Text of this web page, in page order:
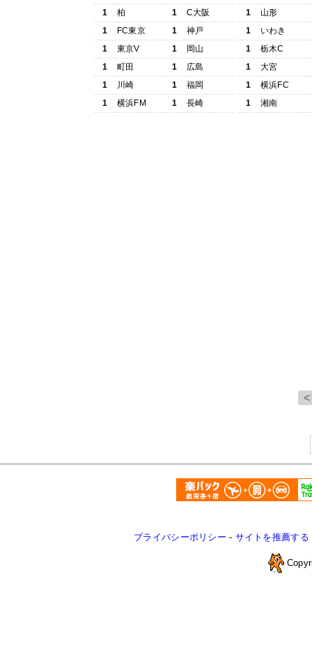
1
柏 1
C大阪
1
FC東京 1
神戸
1
東京V 1
岡山
1
町田 1
広島
1
川崎 1
福岡
1
横浜FM 1 長崎
1
山形
1
いわき
1
栃木C
1
大宮
1
横浜FC
1
湘南
プライバシーポリシー - サイトを推薦する